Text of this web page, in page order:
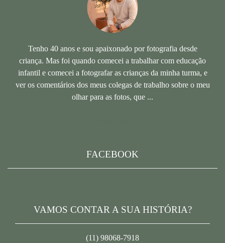
Tenho 40 anos e sou apaixonado por fotografia desde
criança. Mas foi quando comecei a trabalhar com educação
infantil e comecei a fotografar as crianças da minha turma, e
ver os comentários dos meus colegas de trabalho sobre o meu
olhar para as fotos, que ...
FACEBOOK
VAMOS CONTAR A SUA HISTÓRIA?
(11) 98068-7918